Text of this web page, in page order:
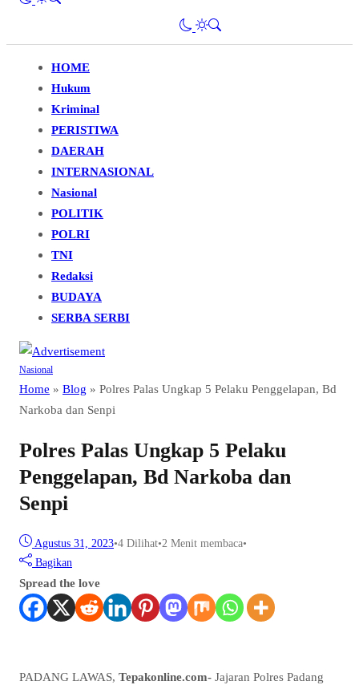
HOME
Hukum
Kriminal
PERISTIWA
DAERAH
INTERNASIONAL
Nasional
POLITIK
POLRI
TNI
Redaksi
BUDAYA
SERBA SERBI
Nasional
Home » Blog » Polres Palas Ungkap 5 Pelaku Penggelapan, Bd
Narkoba dan Senpi
Polres Palas Ungkap 5 Pelaku
Penggelapan, Bd Narkoba dan
Senpi
Agustus 31, 2023•4 Dilihat•2 Menit membaca•
Bagikan
Spread the love
PADANG LAWAS, Tepakonline.com- Jajaran Polres Padang